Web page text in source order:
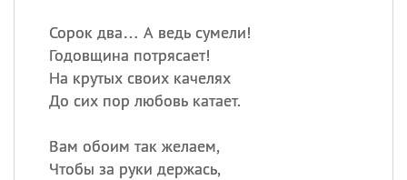
Сорок два… А ведь сумели!
Годовщина потрясает!
На крутых своих качелях
До сих пор любовь катает.
Вам обоим так желаем,
Чтобы за руки держась,